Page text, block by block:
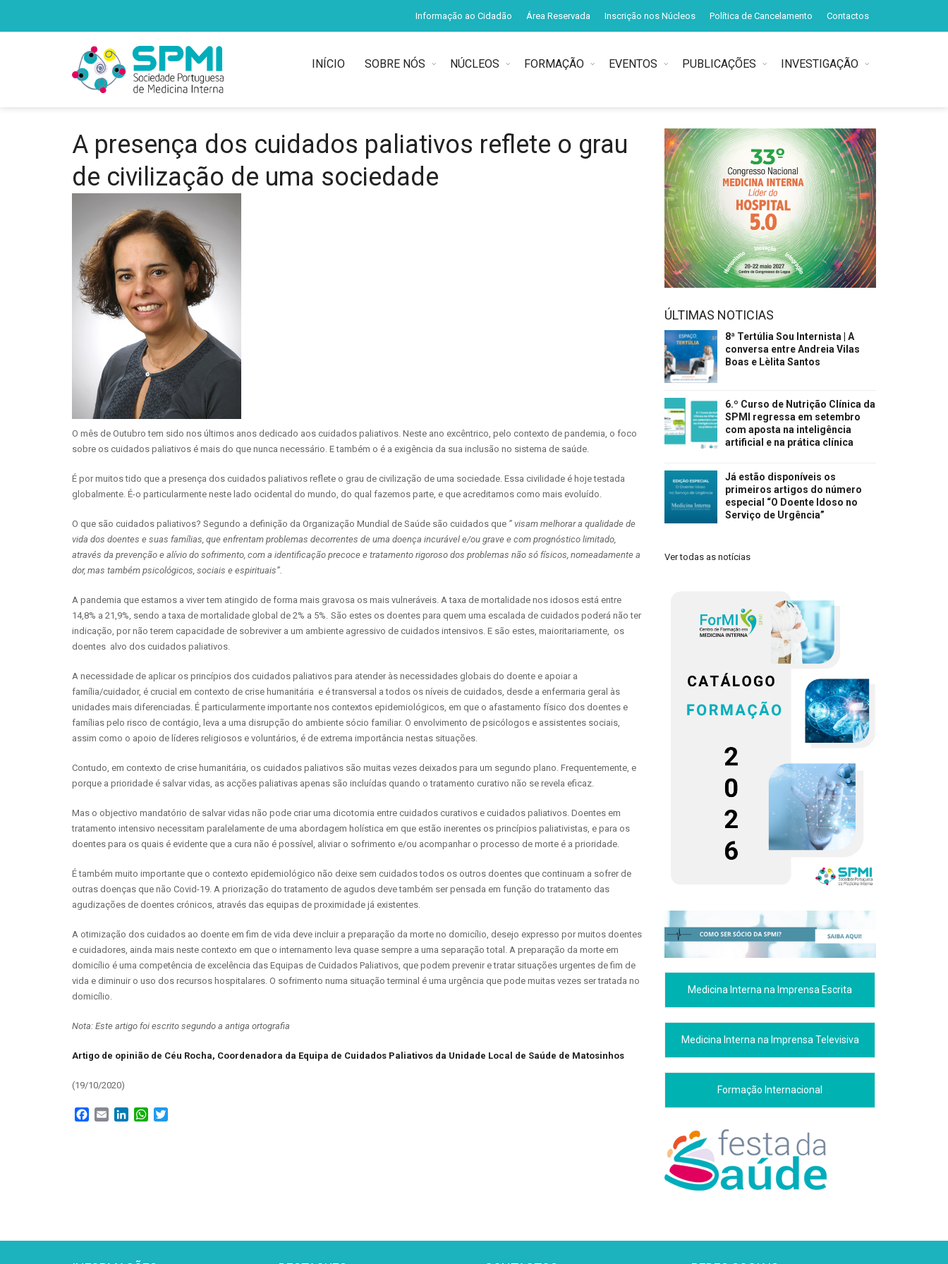
Informação ao Cidadão Área Reservada Inscrição nos Núcleos Política de Cancelamento Contactos
INÍCIO SOBRE NÓS NÚCLEOS FORMAÇÃO EVENTOS PUBLICAÇÕES INVESTIGAÇÃO
A presença dos cuidados paliativos reflete o grau
de civilização de uma sociedade
O mês de Outubro tem sido nos últimos anos dedicado aos cuidados paliativos. Neste ano excêntrico, pelo contexto de pandemia, o foco
sobre os cuidados paliativos é mais do que nunca necessário. E também o é a exigência da sua inclusão no sistema de saúde.
É por muitos tido que a presença dos cuidados paliativos reflete o grau de civilização de uma sociedade. Essa civilidade é hoje testada
globalmente. É-o particularmente neste lado ocidental do mundo, do qual fazemos parte, e que acreditamos como mais evoluído.
O que são cuidados paliativos? Segundo a definição da Organização Mundial de Saúde são cuidados que ” visam melhorar a qualidade de
vida dos doentes e suas famílias, que enfrentam problemas decorrentes de uma doença incurável e/ou grave e com prognóstico limitado,
através da prevenção e alívio do sofrimento, com a identificação precoce e tratamento rigoroso dos problemas não só físicos, nomeadamente a
dor, mas também psicológicos, sociais e espirituais”.
A pandemia que estamos a viver tem atingido de forma mais gravosa os mais vulneráveis. A taxa de mortalidade nos idosos está entre
14,8% a 21,9%, sendo a taxa de mortalidade global de 2% a 5%. São estes os doentes para quem uma escalada de cuidados poderá não ter
indicação, por não terem capacidade de sobreviver a um ambiente agressivo de cuidados intensivos. E são estes, maioritariamente, os
doentes alvo dos cuidados paliativos.
A necessidade de aplicar os princípios dos cuidados paliativos para atender às necessidades globais do doente e apoiar a
família/cuidador, é crucial em contexto de crise humanitária e é transversal a todos os níveis de cuidados, desde a enfermaria geral às
unidades mais diferenciadas. É particularmente importante nos contextos epidemiológicos, em que o afastamento físico dos doentes e
famílias pelo risco de contágio, leva a uma disrupção do ambiente sócio familiar. O envolvimento de psicólogos e assistentes sociais,
assim como o apoio de líderes religiosos e voluntários, é de extrema importância nestas situações.
Contudo, em contexto de crise humanitária, os cuidados paliativos são muitas vezes deixados para um segundo plano. Frequentemente, e
porque a prioridade é salvar vidas, as acções paliativas apenas são incluídas quando o tratamento curativo não se revela eficaz.
Mas o objectivo mandatório de salvar vidas não pode criar uma dicotomia entre cuidados curativos e cuidados paliativos. Doentes em
tratamento intensivo necessitam paralelamente de uma abordagem holística em que estão inerentes os princípios paliativistas, e para os
doentes para os quais é evidente que a cura não é possível, aliviar o sofrimento e/ou acompanhar o processo de morte é a prioridade.
É também muito importante que o contexto epidemiológico não deixe sem cuidados todos os outros doentes que continuam a sofrer de
outras doenças que não Covid-19. A priorização do tratamento de agudos deve também ser pensada em função do tratamento das
agudizações de doentes crónicos, através das equipas de proximidade já existentes.
A otimização dos cuidados ao doente em fim de vida deve incluir a preparação da morte no domicílio, desejo expresso por muitos doentes
e cuidadores, ainda mais neste contexto em que o internamento leva quase sempre a uma separação total. A preparação da morte em
domicílio é uma competência de excelência das Equipas de Cuidados Paliativos, que podem prevenir e tratar situações urgentes de fim de
vida e diminuir o uso dos recursos hospitalares. O sofrimento numa situação terminal é uma urgência que pode muitas vezes ser tratada no
domicílio.
Nota: Este artigo foi escrito segundo a antiga ortografia
Artigo de opinião de Céu Rocha, Coordenadora da Equipa de Cuidados Paliativos da Unidade Local de Saúde de Matosinhos
(19/10/2020)
Facebook
Email LinkedInWhatsApp
ÚLTIMAS NOTICIAS
8ª Tertúlia Sou Internista | A
conversa entre Andreia Vilas
Boas e Lèlita Santos
6.º Curso de Nutrição Clínica da
SPMI regressa em setembro
com aposta na inteligência
artificial e na prática clínica
Já estão disponíveis os
primeiros artigos do número
especial “O Doente Idoso no
Serviço de Urgência”
Ver todas as notícias
Medicina Interna na Imprensa Escrita
Medicina Interna na Imprensa Televisiva
Formação Internacional